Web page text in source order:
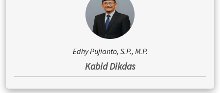
Edhy Pujianto, S.P., M.P.
Kabid Dikdas